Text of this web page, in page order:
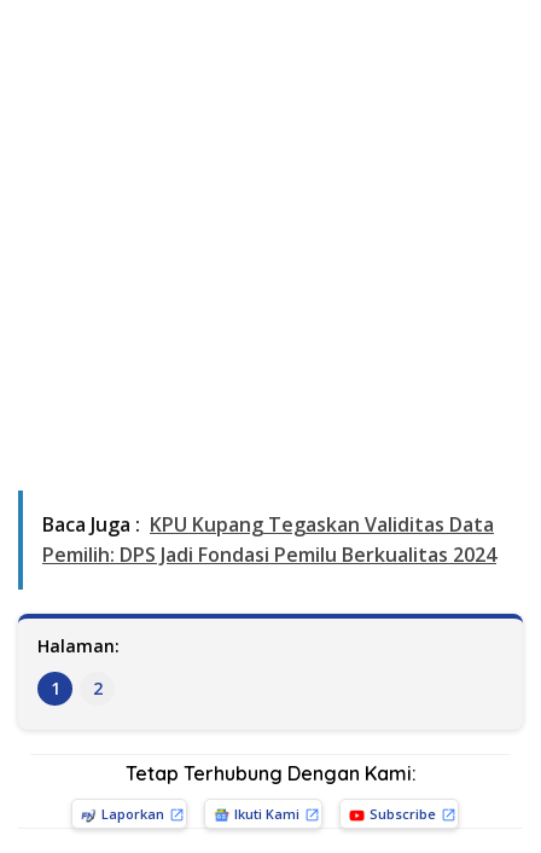
Baca Juga : KPU Kupang Tegaskan Validitas Data
Pemilih: DPS Jadi Fondasi Pemilu Berkualitas 2024
Halaman:
1
2
Tetap Terhubung Dengan Kami:
Laporkan Ikuti Kami Subscribe